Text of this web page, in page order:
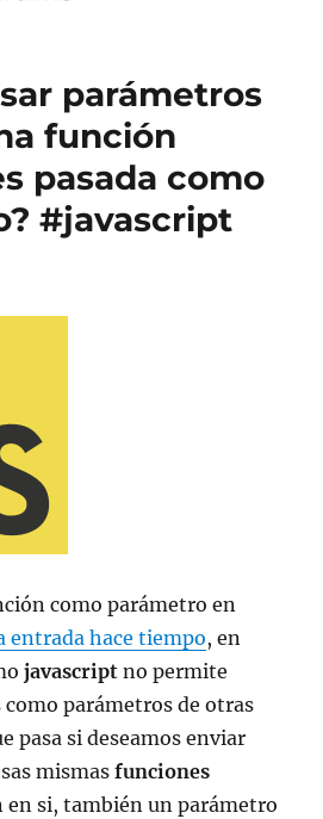
parámetros
función
pasada como
#javascript
como parámetro en
entrada hace tiempo, en
javascript no permite
parámetros de otras
pasa si deseamos enviar
mismasfunciones
en si, también un parámetro